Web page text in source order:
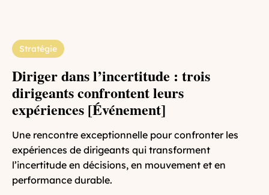
Stratégie
Diriger dans l’incertitude : trois
dirigeants confrontent leurs
expériences [Événement]
Une rencontre exceptionnelle pour confronter les
expériences de dirigeants qui transforment
l’incertitude en décisions, en mouvement et en
performance durable.